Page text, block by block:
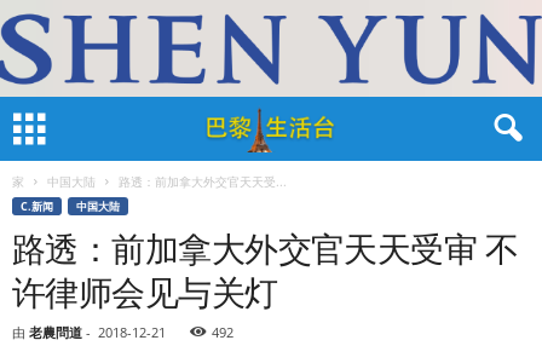
家 中国大陆 路透：前加拿大外交官天天受...
C.新闻 中国大陆
路透：前加拿大外交官天天受审 不
许律师会见与关灯
由 老農問道 - 2018-12-21 492